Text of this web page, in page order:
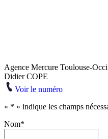
Agence Mercure Toulouse-
Didier COPE
Voir le numéro
« * » indique les champs
Nom*